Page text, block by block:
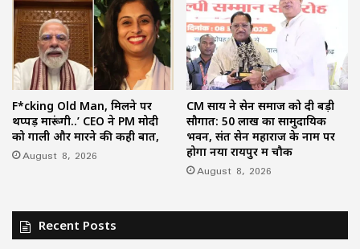
F*cking Old Man, मिलने पर
थप्पड़ मारूंगी..’ CEO ने PM मोदी
को गाली और मारने की कही बात,
August 8, 2026
CM साय ने सेन समाज को दी बड़ी
सौगात: 50 लाख का सामुदायिक
भवन, संत सेन महाराज के नाम पर
होगा नया रायपुर में चौक
August 8, 2026
Recent Posts